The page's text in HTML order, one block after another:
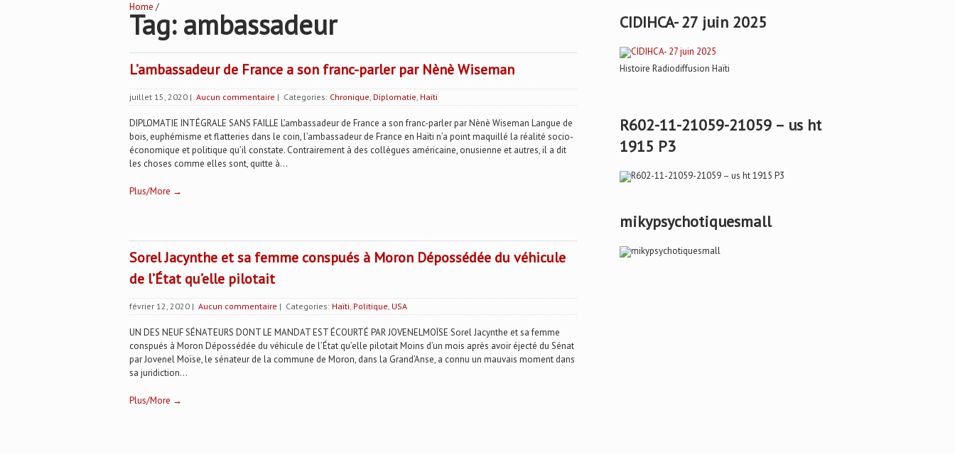
Home /
Tag: ambassadeur
L’ambassadeur de France a son franc-parler par Nènè Wiseman
juillet 15, 2020 | Aucun commentaire | Categories: Chronique, Diplomatie, Haïti
DIPLOMATIE INTÉGRALE SANS FAILLE L’ambassadeur de France a son franc-parler par Nènè Wiseman Langue de
bois, euphémisme et flatteries dans le coin, l’ambassadeur de France en Haïti n’a point maquillé la réalité socio-
économique et politique qu’il constate. Contrairement à des collègues américaine, onusienne et autres, il a dit
les choses comme elles sont, quitte à...
Plus/More →
Sorel Jacynthe et sa femme conspués à Moron Dépossédée du véhicule
de l’État qu’elle pilotait
février 12, 2020 | Aucun commentaire | Categories: Haïti, Politique, USA
UN DES NEUF SÉNATEURS DONT LE MANDAT EST ÉCOURTÉ PAR JOVENELMOÏSE Sorel Jacynthe et sa femme
conspués à Moron Dépossédée du véhicule de l’État qu’elle pilotait Moins d’un mois après avoir éjecté du Sénat
par Jovenel Moïse, le sénateur de la commune de Moron, dans la Grand’Anse, a connu un mauvais moment dans
sa juridiction...
Plus/More →
CIDIHCA- 27 juin 2025
Histoire Radiodiffusion Haïti
R602-11-21059-21059 – us ht
1915 P3
mikypsychotiquesmall